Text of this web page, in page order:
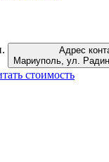
Адрес
Мариуполь, ул.
стоимость